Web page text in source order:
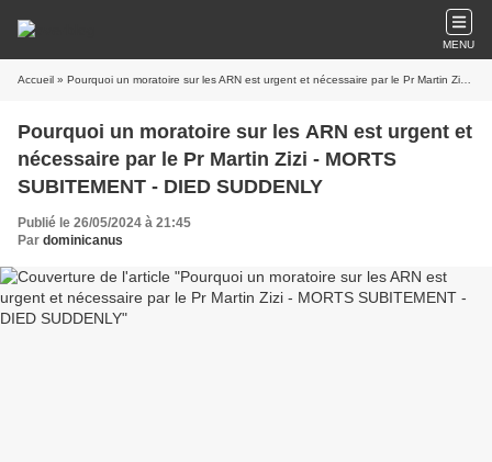
MENU
Accueil » Pourquoi un moratoire sur les ARN est urgent et nécessaire par le Pr Martin Zizi - MORTS SUBITEMENT - DIED SUDDENLY
Pourquoi un moratoire sur les ARN est urgent et
nécessaire par le Pr Martin Zizi - MORTS
SUBITEMENT - DIED SUDDENLY
Publié le 26/05/2024 à 21:45
Par dominicanus